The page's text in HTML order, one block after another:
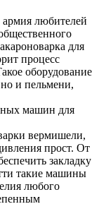
любителей
для
процесс
оборудование
и пельмени,
машин для
вермишели,
прост. От
закладку
такие машины
любого